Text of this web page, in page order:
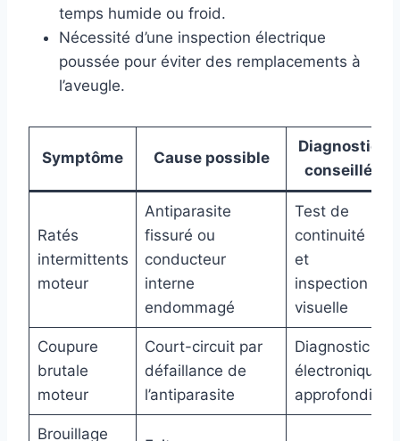
temps humide ou froid.
Nécessité d’une inspection électrique
poussée pour éviter des remplacements à
l’aveugle.
Symptôme Cause possible
Diagnostic
conseillé
Ratés
intermittents
moteur
Antiparasite
fissuré ou
conducteur
interne
endommagé
Test de
continuité
et
inspection
visuelle
Coupure
brutale
moteur
Court-circuit par
défaillance de
l’antiparasite
Diagnostic
électronique
approfondi
Brouillage